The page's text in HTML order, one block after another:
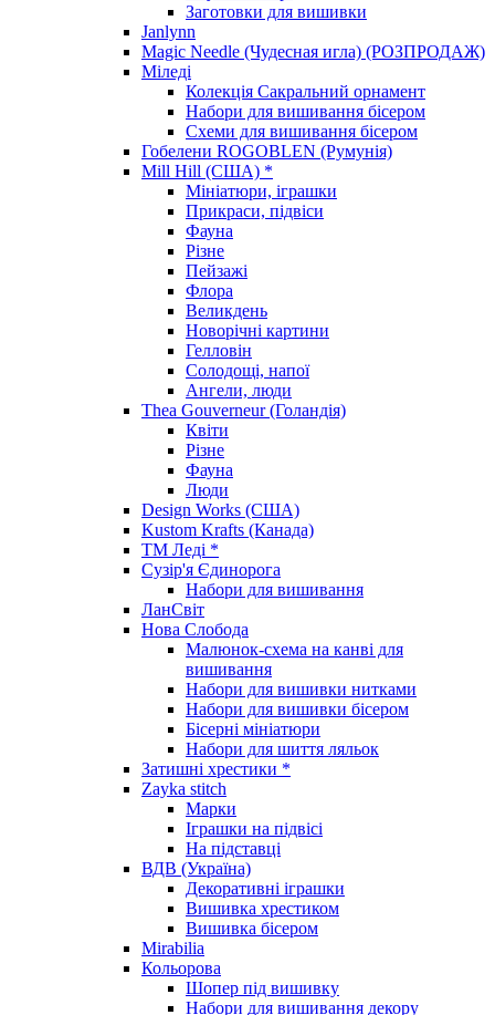
Заготовки для вишивки
Janlynn
Magic Needle (Чудесная игла) (РОЗПРОДАЖ)
Міледі
Колекція Сакральний орнамент
Набори для вишивання бісером
Схеми для вишивання бісером
Гобелени ROGOBLEN (Румунія)
Mill Hill (США) *
Мініатюри, іграшки
Прикраси, підвіси
Фауна
Різне
Пейзажі
Флора
Великдень
Новорічні картини
Гелловін
Солодощі, напої
Ангели, люди
Thea Gouverneur (Голандія)
Квіти
Різне
Фауна
Люди
Design Works (США)
Kustom Krafts (Канада)
ТМ Леді *
Сузір'я Єдинорога
Набори для вишивання
ЛанСвіт
Нова Слобода
Малюнок-схема на канві для
вишивання
Набори для вишивки нитками
Набори для вишивки бісером
Бісерні мініатюри
Набори для шиття ляльок
Затишні хрестики *
Zayka stitch
Марки
Іграшки на підвісі
На підставці
ВДВ (Україна)
Декоративні іграшки
Вишивка хрестиком
Вишивка бісером
Mirabilia
Кольорова
Шопер під вишивку
Набори для вишивання декору